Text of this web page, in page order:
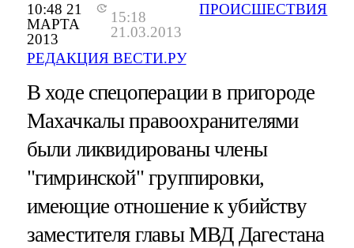
10:48 21
МАРТА
2013
15:18
21.03.2013
РЕДАКЦИЯ ВЕСТИ.РУ
ПРОИСШЕСТВИЯ
В ходе спецоперации в пригороде
Махачкалы правоохранителями
были ликвидированы члены
"гимринской" группировки,
имеющие отношение к убийству
заместителя главы МВД Дагестана